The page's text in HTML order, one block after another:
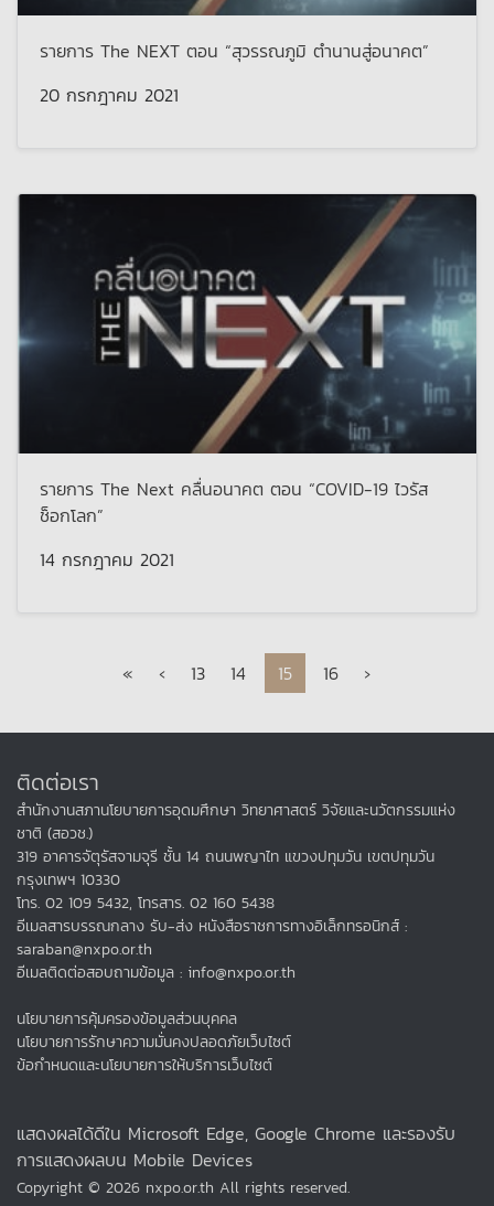
รายการ The NEXT ตอน “สุวรรณภูมิ ตำนานสู่อนาคต”
20 กรกฎาคม 2021
รายการ The Next คลื่นอนาคต ตอน “COVID-19 ไวรัส
ช็อกโลก”
14 กรกฎาคม 2021
Page navigation
« ‹ Page
13 Page
14 Current Page
15 Page
16 ›
ติดต่อเรา
สำนักงานสภานโยบายการอุดมศึกษา วิทยาศาสตร์ วิจัยและนวัตกรรมแห่ง
ชาติ (สอวช.)
319 อาคารจัตุรัสจามจุรี ชั้น 14 ถนนพญาไท แขวงปทุมวัน เขตปทุมวัน
กรุงเทพฯ 10330
โทร. 02 109 5432, โทรสาร. 02 160 5438
อีเมลสารบรรณกลาง รับ-ส่ง หนังสือราชการทางอิเล็กทรอนิกส์ :
saraban@nxpo.or.th
อีเมลติดต่อสอบถามข้อมูล : info@nxpo.or.th
นโยบายการคุ้มครองข้อมูลส่วนบุคคล
นโยบายการรักษาความมั่นคงปลอดภัยเว็บไซต์
ข้อกำหนดและนโยบายการให้บริการเว็บไซต์
แสดงผลได้ดีใน Microsoft Edge, Google Chrome และรองรับ
การแสดงผลบน Mobile Devices
Copyright © 2026 nxpo.or.th All rights reserved.